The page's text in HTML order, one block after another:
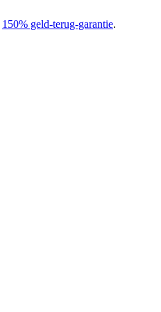
150% geld-terug-garantie.